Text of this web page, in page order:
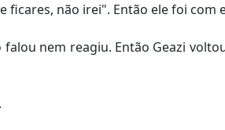
ficares, não irei". Então ele foi com
nem reagiu. Então Geazi